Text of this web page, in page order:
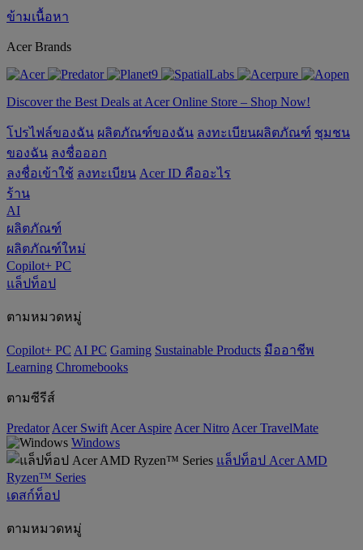
ข้ามเนื้อหา
Acer Brands
Discover the Best Deals at Acer Online Store – Shop Now!
โปรไฟล์ของฉัน ผลิตภัณฑ์ของฉัน ลงทะเบียนผลิตภัณฑ์ ชุมชน
ของฉัน ลงชื่อออก
ลงชื่อเข้าใช้ ลงทะเบียน Acer ID คืออะไร
ร้าน
AI
ผลิตภัณฑ์
ผลิตภัณฑ์ใหม่
Copilot+ PC
แล็ปท็อป
ตามหมวดหมู่
Copilot+ PC AI PC Gaming ‌Sustainable Products มืออาชีพ
‌Learning Chromebooks
ตามซีรีส์
Predator Acer Swift Acer Aspire Acer Nitro Acer TravelMate
Windows
แล็ปท็อป Acer AMD
Ryzen™ Series
เดสก์ท็อป
ตามหมวดหมู่